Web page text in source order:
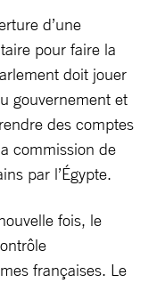
d’une
pour faire la
doit jouer
gouvernement et
des comptes
commission de
par l’Égypte.
fois, le
françaises. Le